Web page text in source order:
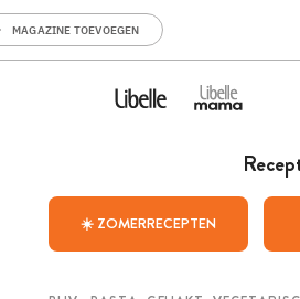
MAGAZINE TOEVOEGEN
☀️ ZOMERRECEPTEN